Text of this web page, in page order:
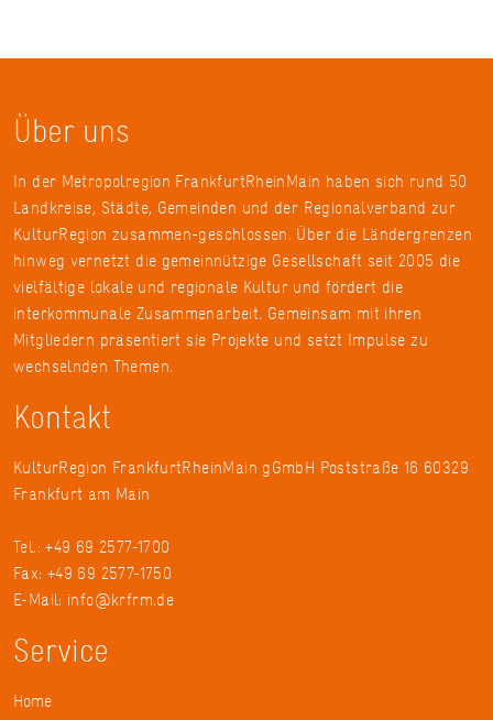
Über uns
In der Metropolregion FrankfurtRheinMain haben sich rund 50
Landkreise, Städte, Gemeinden und der Regionalverband zur
KulturRegion zusammen-geschlossen. Über die Ländergrenzen
hinweg vernetzt die gemeinnützige Gesellschaft seit 2005 die
vielfältige lokale und regionale Kultur und fördert die
interkommunale Zusammenarbeit. Gemeinsam mit ihren
Mitgliedern präsentiert sie Projekte und setzt Impulse zu
wechselnden Themen.
Kontakt
KulturRegion FrankfurtRheinMain gGmbH Poststraße 16 60329
Frankfurt am Main
Tel.: +49 69 2577-1700
Fax: +49 69 2577-1750
E-Mail: info@krfrm.de
Service
Home